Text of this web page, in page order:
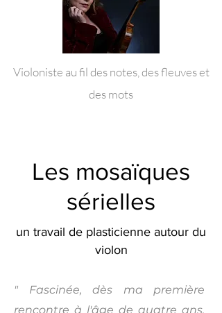
Violoniste au fil des notes, des fleuves et
des mots
Les mosaïques
sérielles
un travail de plasticienne autour du
violon
" Fascinée, dès ma première
rencontre à l'âge de quatre ans,